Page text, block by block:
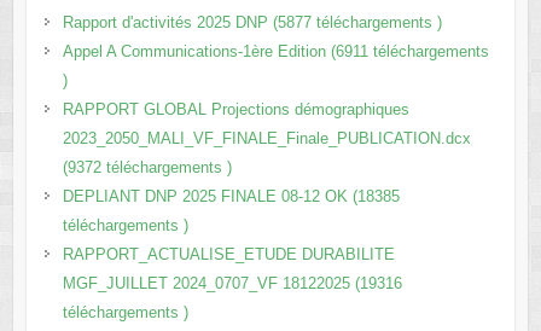
Rapport d'activités 2025 DNP (5877 téléchargements )
Appel A Communications-1ère Edition (6911 téléchargements
)
RAPPORT GLOBAL Projections démographiques
2023_2050_MALI_VF_FINALE_Finale_PUBLICATION.dcx
(9372 téléchargements )
DEPLIANT DNP 2025 FINALE 08-12 OK (18385
téléchargements )
RAPPORT_ACTUALISE_ETUDE DURABILITE
MGF_JUILLET 2024_0707_VF 18122025 (19316
téléchargements )